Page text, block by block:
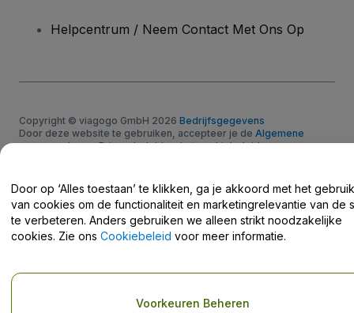
Helpcentrum / Neem Contact Met Ons Op
Copyright © viagogo GmbH 2026 Bedrijfsgegevens
Door deze website te gebruiken, accepteer je de Algemene
voorwaardenenPrivacybeleiden hetcookiebeleiden
Door op ‘Alles toestaan’ te klikken, ga je akkoord met het gebruik
van cookies om de functionaliteit en marketingrelevantie van de
te verbeteren. Anders gebruiken we alleen strikt noodzakelijke
cookies. Zie ons Cookiebeleid voor meer informatie.
Voorkeuren Beheren